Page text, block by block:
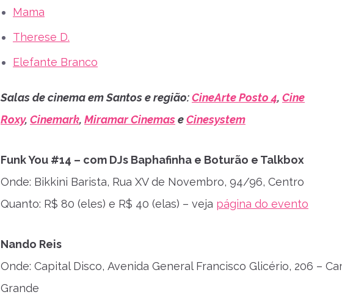
Mama
Therese D.
Elefante Branco
Salas de cinema em Santos e região:CineArte Posto 4, Cine
Roxy, Cinemark, Miramar CinemaseCinesystem
Funk You #14 – com DJs Baphafinha e Boturão e Talkbox
Onde: Bikkini Barista, Rua XV de Novembro, 94/96, Centro
Quanto: R$ 80 (eles) e R$ 40 (elas) – veja página do evento
Nando Reis
Onde: Capital Disco, Avenida General Francisco Glicério, 206 –
Grande